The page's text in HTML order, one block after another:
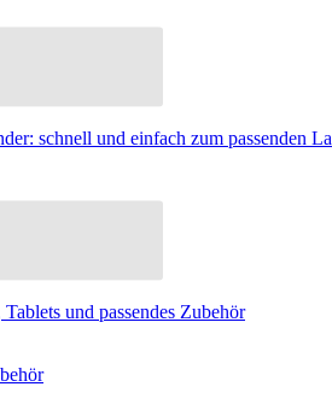
schnell und einfach zum passenden
Tablets und passendes Zubehör